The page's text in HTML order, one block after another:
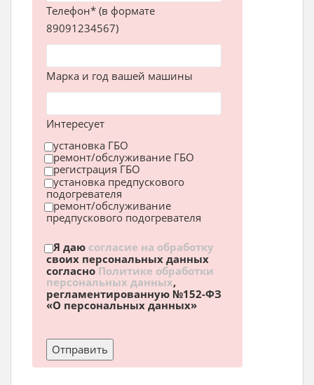
Телефон* (в формате
89091234567)
Марка и год вашей машины
Интересует
установка ГБО
ремонт/обслуживание ГБО
регистрация ГБО
установка предпускового
подогревателя
ремонт/обслуживание
предпускового подогревателя
Я даю согласие на обработку
своих персональных данных
согласно Политике обработки
персональных данных,
регламентированную №152-ФЗ
«О персональных данных»